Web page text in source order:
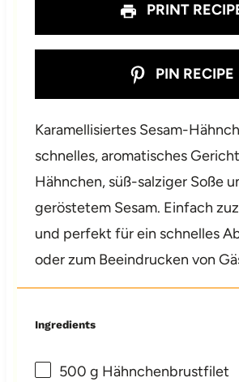
PRINT
PIN RECIPE
Karamellisiertes Sesam-
schnelles, aromatisches
Hähnchen, süß-salziger Soße
geröstetem Sesam. Einfach
und perfekt für ein schnelles
oder zum Beeindrucken von
Ingredients
500 g Hähnchenbrustfilet